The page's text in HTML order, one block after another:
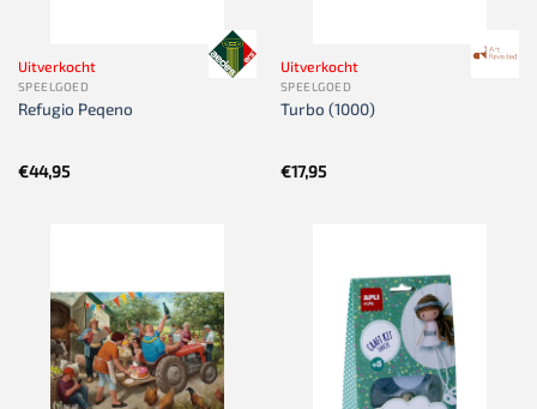
Uitverkocht
SPEELGOED
Refugio Peqeno
€44,95
Uitverkocht
SPEELGOED
Turbo (1000)
€17,95